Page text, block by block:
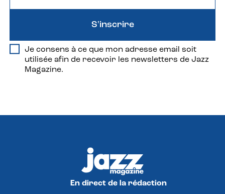
Je consens à ce que mon adresse email soit
utilisée afin de recevoir les newsletters de Jazz
Magazine.
S'inscrire
En direct de la rédaction